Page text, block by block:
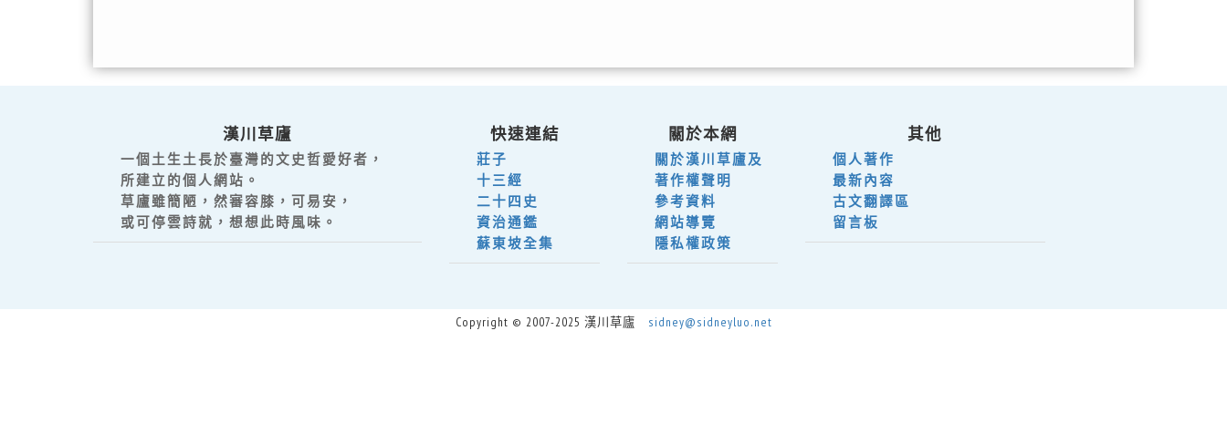
漢川草廬
一個土生土長於臺灣的文史哲愛好者，
所建立的個人網站。
草廬雖簡陋，然審容膝，可易安，
或可停雲詩就，想想此時風味。
快速連結
莊子
十三經
二十四史
資治通鑑
蘇東坡全集
關於本網
關於漢川草廬及
著作權聲明
參考資料
網站導覽
隱私權政策
其他
個人著作
最新內容
古文翻譯區
留言板
Copyright © 2007-2025 漢川草廬 sidney@sidneyluo.net